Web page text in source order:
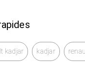
kadjar kadjar